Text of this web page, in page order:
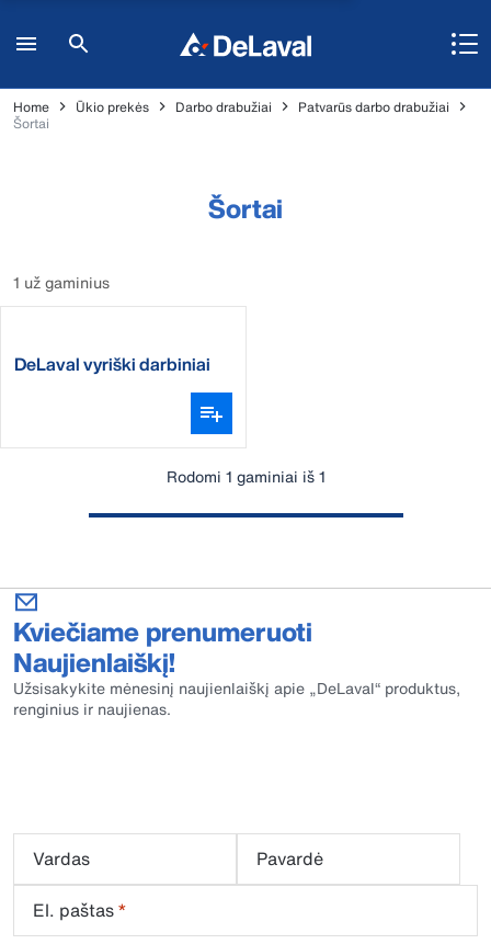
Home Ūkio prekės Darbo drabužiai
Patvarūs darbo drabužiai
Šortai
Šortai
1 už gaminius
DeLaval vyriški darbiniai
Rodomi 1 gaminiai iš 1
Kviečiame prenumeruoti
Naujienlaiškį!
Užsisakykite mėnesinį naujienlaiškį apie „DeLaval“ produktus,
renginius ir naujienas.
Vardas
Pavardė
El. paštas*